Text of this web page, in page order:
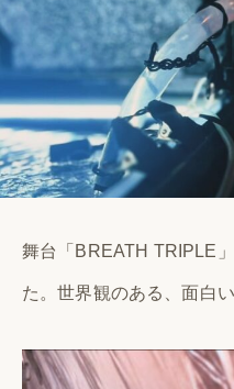
舞台「BREATH TRIPLE
た。世界観のある、面白